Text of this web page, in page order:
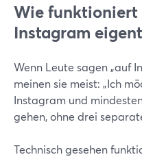
Wie
Instagram
Wenn Leute sagen „auf
meinen sie meist: „Ich
Instagram und
gehen, ohne drei
Technisch gesehen